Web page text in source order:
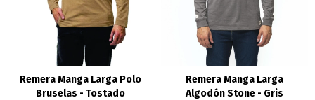
Remera Manga Larga Polo
Bruselas - Tostado
Remera Manga Larga
Algodón Stone - Gris